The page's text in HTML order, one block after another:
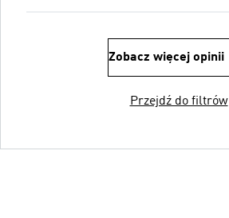
Zobacz więcej opinii
Przejdź do filtrów